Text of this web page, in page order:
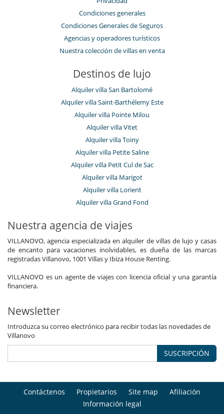
Condiciones generales
Condiciones Generales de Seguros
Agencias y operadores turísticos
Nuestra colección de villas en venta
Destinos de lujo
Alquiler villa San Bartolomé
Alquiler villa Saint-Barthélemy Este
Alquiler villa Pointe Milou
Alquiler villa Vitet
Alquiler villa Toiny
Alquiler villa Petite Saline
Alquiler villa Petit Cul de Sac
Alquiler villa Marigot
Alquiler villa Lorient
Alquiler villa Grand Fond
Nuestra agencia de viajes
VILLANOVO, agencia especializada en alquiler de villas de lujo y casas
de encanto para vacaciones inolvidables, es dueña de las marcas
registradas Villanovo, 1001 Villas y Ibiza House Renting.
VILLANOVO es un agente de viajes con licencia oficial y una garantía
financiera.
Newsletter
Introduzca su correo electrónico para recibir todas las novedades de
Villanovo
SUSCRIPCIÓN
Contáctenos Propietarios Site map
Afiliación
Información legal